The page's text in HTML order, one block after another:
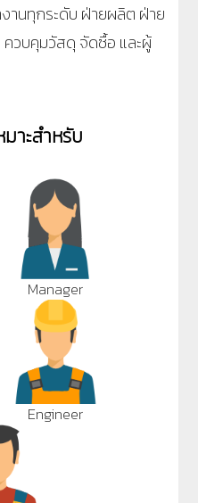
นทุกระดับ ฝ่ายผลิต ฝ่าย
วบคุมวัสดุ จัดซื้อ และผู้
าะสำหรับ
Manager
Engineer